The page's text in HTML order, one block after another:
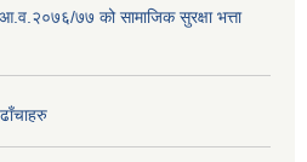
आ.व.२०७६/७७ को सामाजिक सुरक्षा भत्ता